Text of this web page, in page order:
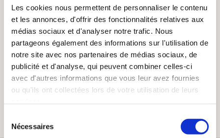
Les cookies nous permettent de personnaliser le contenu
et les annonces, d'offrir des fonctionnalités relatives aux
médias sociaux et d'analyser notre trafic. Nous
partageons également des informations sur l'utilisation de
notre site avec nos partenaires de médias sociaux, de
publicité et d'analyse, qui peuvent combiner celles-ci
avec d'autres informations que vous leur avez fournies
ou qu'ils ont collectées lors de votre utilisation de leurs
Nécessaires
toitures et murs
Nous détenons la qualification QUALIBAT RGE N° E-E162192
Nous réalisons des interventions rapide sur petit
de toiture.
Moyens de paiement : chèques bancaires et virements
bancaires
Conditions de paiement : Modalités de paiement, nous